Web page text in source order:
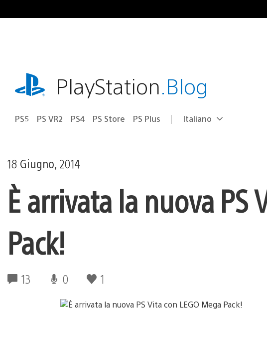
al
playstation.comPlayStation.Blog
PS5 PS VR2 PS4 PS Store PS Plus Seleziona
Regione
Italiano
18 Giugno, 2014
È arrivata la nuova PS
Pack!
13 0 1